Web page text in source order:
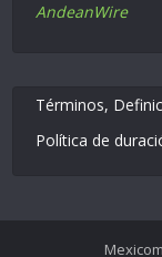
AndeanWire
Términos,
Política de